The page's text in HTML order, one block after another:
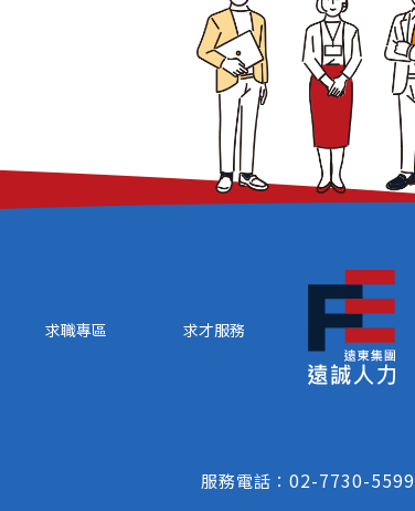
求職專區 求才服務
服務電話： 02-7730-5599